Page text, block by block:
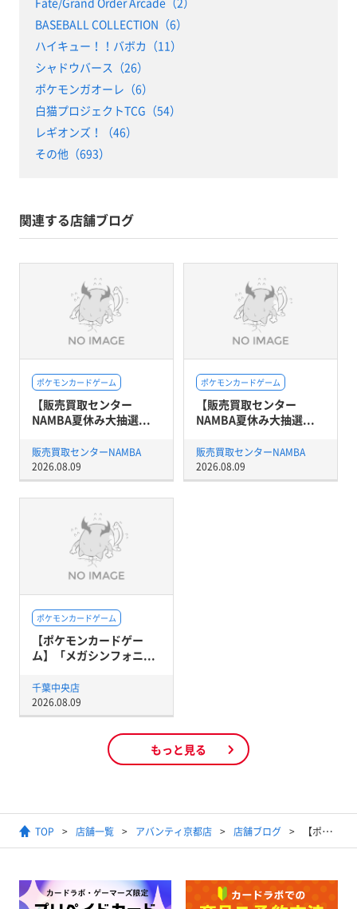
BASEBALL COLLECTION（6）
ハイキュー！！バボカ（11）
シャドウバース（26）
ポケモンガオーレ（6）
白猫プロジェクトTCG（54）
レギオンズ！（46）
その他（693）
関連する店舗ブログ
ポケモンカードゲーム
【販売買取センター
NAMBA夏休み大抽選...
販売買取センターNAMBA
2026.08.09
ポケモンカードゲーム
【販売買取センター
NAMBA夏休み大抽選...
販売買取センターNAMBA
2026.08.09
ポケモンカードゲーム
【ポケモンカードゲー
ム】「メガシンフォニ...
千葉中央店
2026.08.09
もっと見る
TOP 店舗一覧 アバンティ京都店 店舗ブログ 【ポケモンカード】2024年11月15日開催トレーナーズリーグ「マスター」(スタンダード)結果発表【優勝デッキ】